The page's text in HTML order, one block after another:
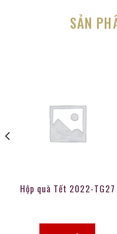
SẢN
Hộp quà Tết 2022-TG27